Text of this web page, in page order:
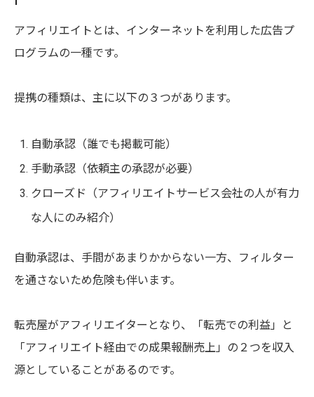
アフィリエイトとは、インターネットを利用した広告プ
ログラムの一種です。
提携の種類は、主に以下の３つがあります。
自動承認（誰でも掲載可能）
手動承認（依頼主の承認が必要）
クローズド（アフィリエイトサービス会社の人が有力
な人にのみ紹介）
自動承認は、手間があまりかからない一方、フィルター
を通さないため危険も伴います。
転売屋がアフィリエイターとなり、「転売での利益」と
「アフィリエイト経由での成果報酬売上」の２つを収入
源としていることがあるのです。